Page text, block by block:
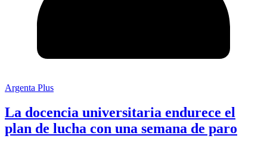
Argenta Plus
La docencia universitaria endurece el
plan de lucha con una semana de paro